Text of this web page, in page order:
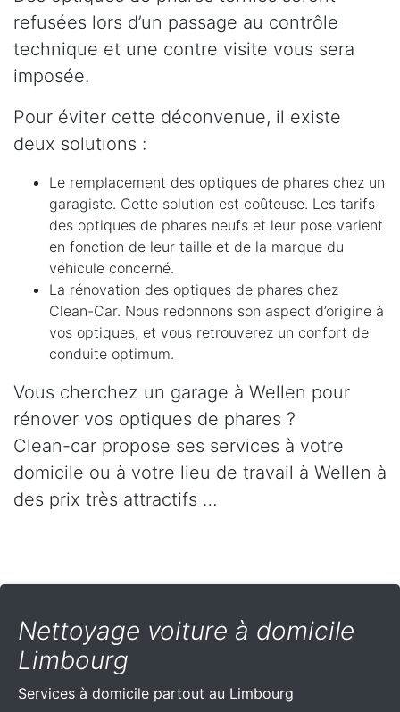
refusées lors d’un passage au contrôle
technique et une contre visite vous sera
imposée.
Pour éviter cette déconvenue, il existe
deux solutions :
Le remplacement des optiques de phares chez un
garagiste. Cette solution est coûteuse. Les tarifs
des optiques de phares neufs et leur pose varient
en fonction de leur taille et de la marque du
véhicule concerné.
La rénovation des optiques de phares chez
Clean-Car. Nous redonnons son aspect d’origine à
vos optiques, et vous retrouverez un confort de
conduite optimum.
Vous cherchez un garage à Wellen pour
rénover vos optiques de phares ?
Clean-car propose ses services à votre
domicile ou à votre lieu de travail à Wellen à
des prix très attractifs …
Nettoyage voiture à domicile
Limbourg
Services à domicile partout au Limbourg